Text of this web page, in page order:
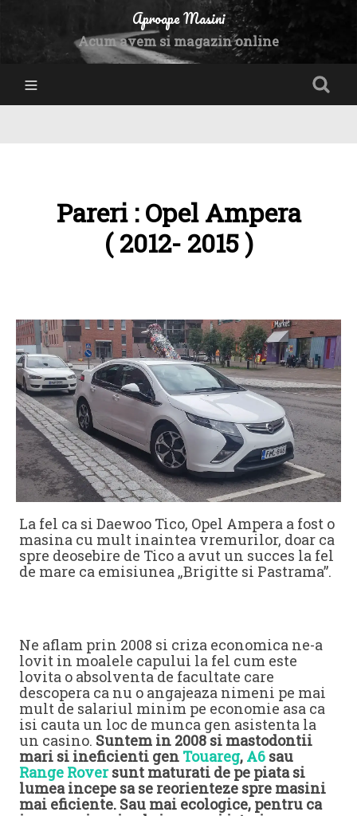
Aproape Masini
Acum avem si magazin online
Pareri : Opel Ampera
( 2012- 2015 )
La fel ca si Daewoo Tico, Opel Ampera a fost o
masina cu mult inaintea vremurilor, doar ca
spre deosebire de Tico a avut un succes la fel
de mare ca emisiunea „Brigitte si Pastrama”.
Ne aflam prin 2008 si criza economica ne-a
lovit in moalele capului la fel cum este
lovita o absolventa de facultate care
descopera ca nu o angajeaza nimeni pe mai
mult de salariul minim pe economie asa ca
isi cauta un loc de munca gen asistenta la
un casino. Suntem in 2008 si mastodontii
mari si ineficienti gen Touareg, A6 sau
Range Roversunt maturati de pe piata si
lumea incepe sa se reorienteze spre masini
mai eficiente. Sau mai ecologice, pentru ca